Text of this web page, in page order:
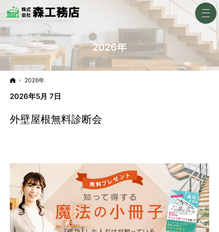
2026年
ホーム
2026年
2026年5月 7日
外壁屋根無料診断会